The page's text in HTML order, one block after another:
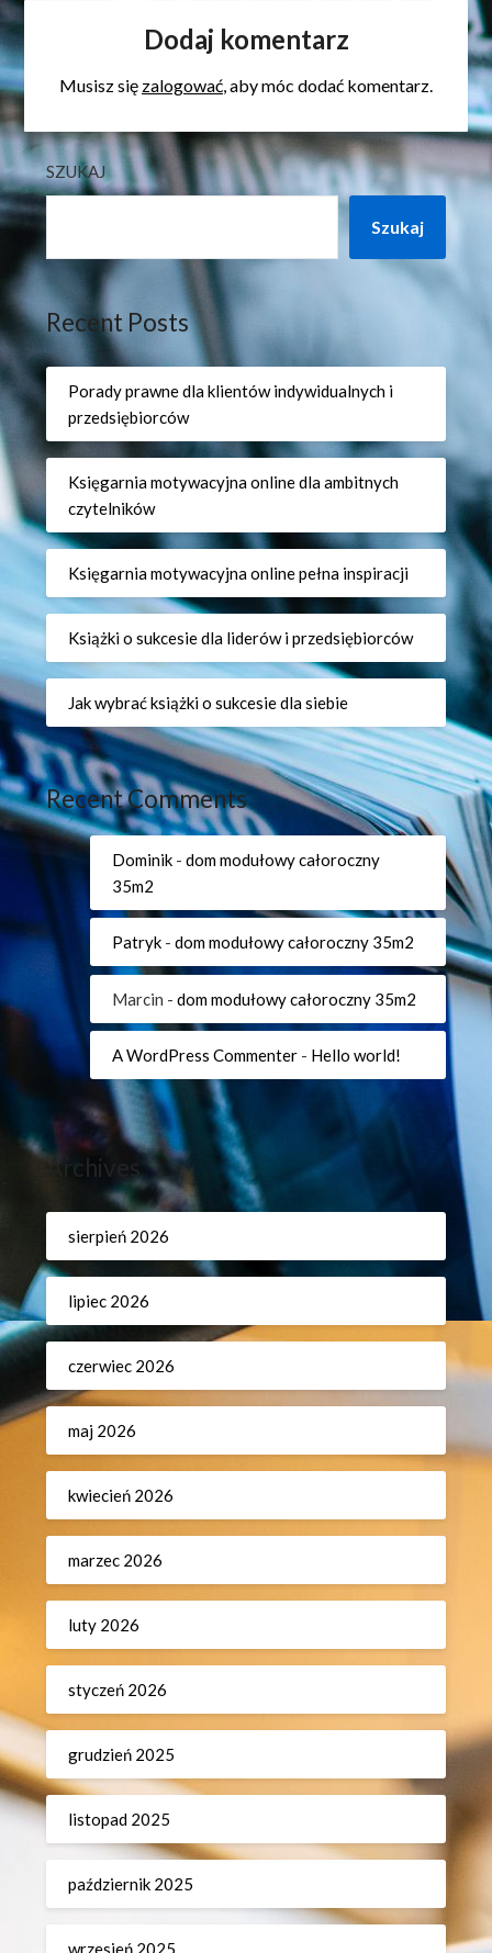
Dodaj komentarz
Musisz się zalogować, aby móc dodać komentarz.
SZUKAJ
Szukaj
Recent Posts
Porady prawne dla klientów indywidualnych i
przedsiębiorców
Księgarnia motywacyjna online dla ambitnych
czytelników
Księgarnia motywacyjna online pełna inspiracji
Książki o sukcesie dla liderów i przedsiębiorców
Jak wybrać książki o sukcesie dla siebie
Recent Comments
Dominik -dom modułowy całoroczny
35m2
Patryk -dom modułowy całoroczny 35m2
Marcin -dom modułowy całoroczny 35m2
A WordPress Commenter - Hello world!
Archives
sierpień 2026
lipiec 2026
czerwiec 2026
maj 2026
kwiecień 2026
marzec 2026
luty 2026
styczeń 2026
grudzień 2025
listopad 2025
październik 2025
wrzesień 2025